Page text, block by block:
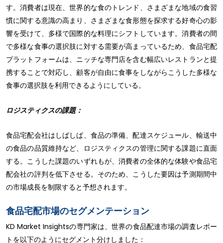
す。消費者は現在、世界的な食のトレンド、さまざまな地域の食習
慣に関する意識の高まり、さまざまな食形態を探求する好奇心の影
響を受けて、多様で国際的な料理にシフトしています。消費者の間
で多様な食事の選択肢に対する需要が高まっているため、食品宅配
プラットフォームは、ニッチな専門店を含む幅広いレストランと提
携することで対応し、顧客が自由に食事をしながらこうした多様な
食事の選択肢を利用できるようにしている。
ロジスティクスの課題：
食品宅配会社はしばしば、食品の準備、配達スケジュール、輸送中
の食品の品質維持など、ロジスティクスの管理に関する課題に直面
する。こうした課題のいずれもが、消費者の全体的な体験や食品宅
配会社の評判を低下させる。そのため、こうした要因は予測期間中
の市場成長を制限すると予想されます。
食品宅配市場のセグメンテーション
KD Market Insightsの専門家は、世界の食品配達市場の調査レポー
トを以下のようにセグメント分けしました：